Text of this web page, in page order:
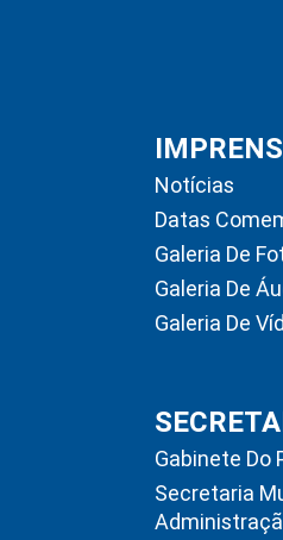
Notícias
Datas
Galeria De
Galeria De
Galeria De
Gabinete Do
Secretaria